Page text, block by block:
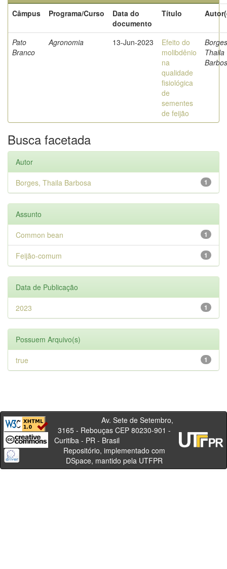
Câmpus
Programa/Curso
Data do
documento
Título
Pato
Branco
Agronomia 13-Jun-2023
Efeito do
molibdênio
na
qualidade
fisiológica
de
sementes
de feijão
Thaila
Busca facetada
Autor
1
Borges, Thaila Barbosa
Assunto
1
Common bean
1
Feijão-comum
Data de Publicação
1
2023
Possuem Arquivo(s)
1
true
Av. Sete de Setembro,
3165 - Rebouças CEP 80230-901 -
Curitiba - PR - Brasil
Repositório, implementado com
DSpace, mantido pela UTFPR